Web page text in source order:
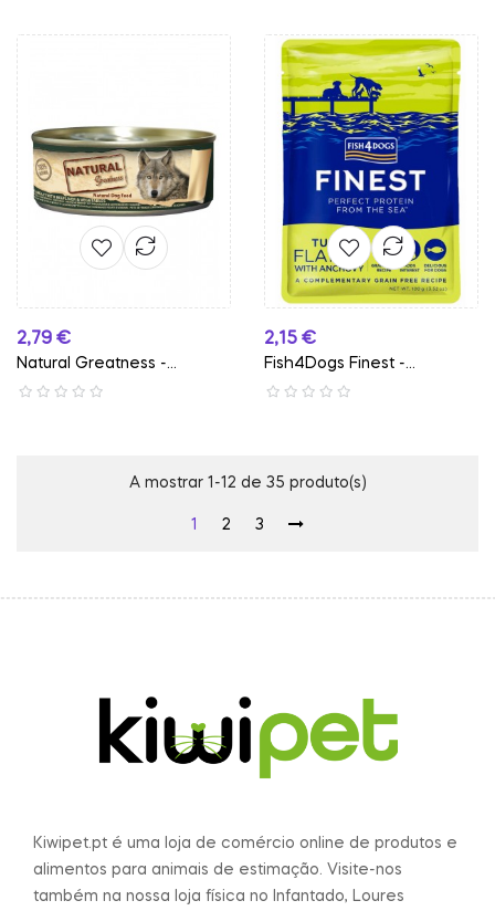
Preço
2,79 €
Natural Greatness -...
Preço
2,15 €
Fish4Dogs Finest -
Alimento...
A mostrar 1-12 de 35 produto(s)
1 2 3
Kiwipet.pt é uma loja de comércio online de produtos e
alimentos para animais de estimação. Visite-nos
também na nossa loja física no Infantado, Loures